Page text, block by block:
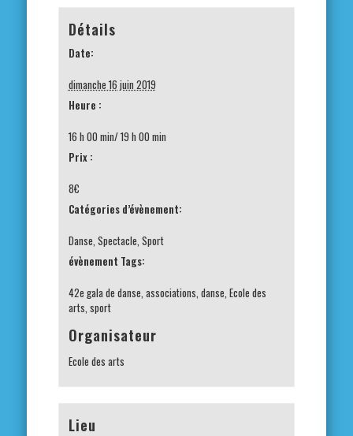
Détails
Date:
dimanche 16 juin 2019
Heure :
16 h 00 min/ 19 h 00 min
Prix :
8€
Catégories d’évènement:
Danse Spectacle Sport
évènement Tags:
42e gala de danse associations danse Ecole des
arts sport
Organisateur
Ecole des arts
Lieu